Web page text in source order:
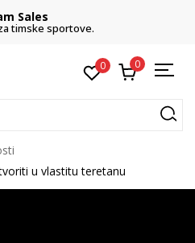
Sales
timske sportove.
0 0
u vlastitu teretanu